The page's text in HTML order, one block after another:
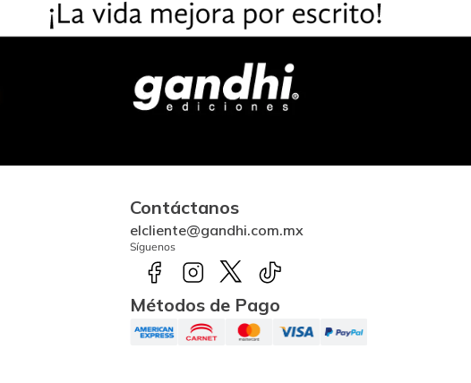
Contáctanos
elcliente@gandhi.com.mx
Síguenos
Métodos de Pago